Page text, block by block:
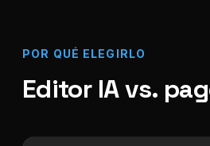
POR QUÉ ELEGIRLO
Editor IA vs.